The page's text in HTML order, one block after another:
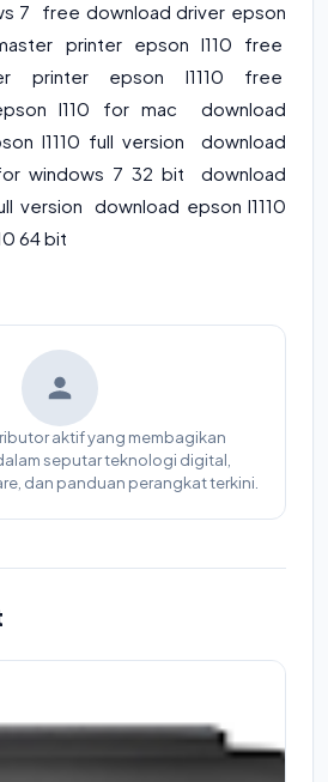
7 free download driver epson
printer epson l110 free
printer epson l1110 free
l110 for mac download
l1110 full version download
windows 7 32 bit download
version download epson l1110
64 bit
aktif yang membagikan
seputar teknologi digital,
dan panduan perangkat terkini.